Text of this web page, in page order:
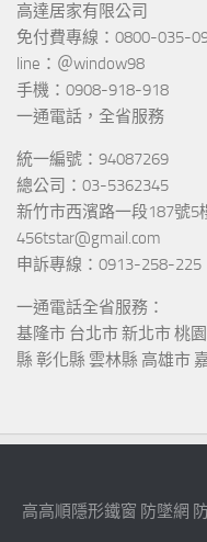
高達居家有限公司
免付費專線：0800-035-
line：＠window98
手機：0908-918-918
一通電話，全省服務
統一編號：94087269
總公司：03-5362345
新竹市西濱路一段187號5
456tstar@gmail.com
申訴專線：0913-258-225
一通電話全省服務：
基隆市 台北市 新北市 桃
縣 彰化縣 雲林縣 高雄市
高高順隱形鐵窗 防墜網